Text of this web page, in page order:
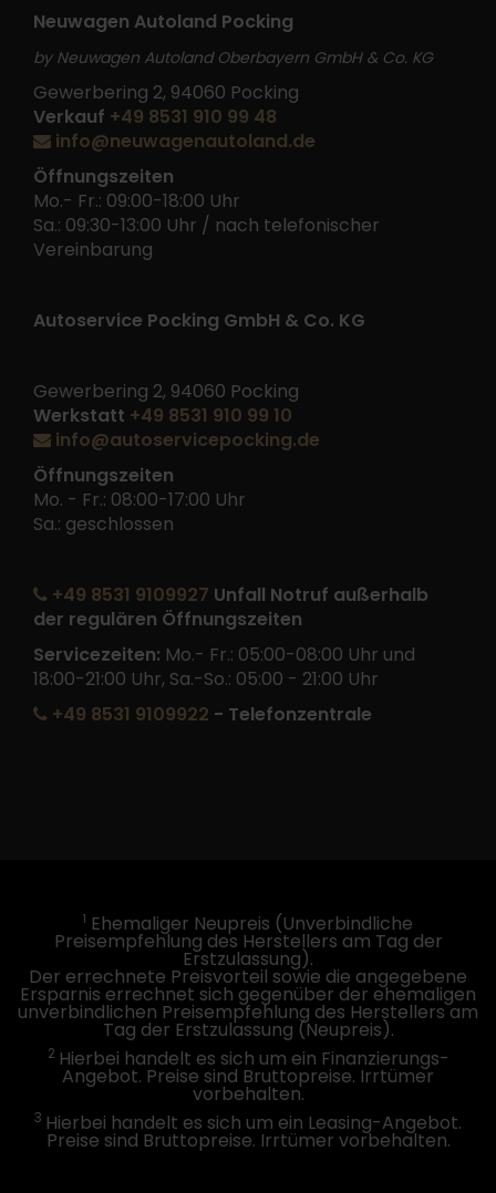
Neuwagen Autoland Pocking
by Neuwagen Autoland Oberbayern GmbH & Co. KG
Gewerbering 2, 94060 Pocking
Verkauf +49 8531 910 99 48
info@neuwagenautoland.de
Öffnungszeiten
Mo.- Fr.: 09:00-18:00 Uhr
Sa.: 09:30-13:00 Uhr / nach telefonischer
Vereinbarung
Autoservice Pocking GmbH & Co. KG
Gewerbering 2, 94060 Pocking
Werkstatt +49 8531 910 99 10
info@autoservicepocking.de
Öffnungszeiten
Mo. - Fr.: 08:00-17:00 Uhr
Sa.: geschlossen
+49 8531 9109927 Unfall Notruf außerhalb
der regulären Öffnungszeiten
Servicezeiten: Mo.- Fr.: 05:00-08:00 Uhr und
18:00-21:00 Uhr, Sa.-So.: 05:00 - 21:00 Uhr
+49 8531 9109922 - Telefonzentrale
1 Ehemaliger Neupreis (Unverbindliche
Preisempfehlung des Herstellers am Tag der
Erstzulassung).
Der errechnete Preisvorteil sowie die angegebene
Ersparnis errechnet sich gegenüber der ehemaligen
unverbindlichen Preisempfehlung des Herstellers am
Tag der Erstzulassung (Neupreis).
2 Hierbei handelt es sich um ein Finanzierungs-
Angebot. Preise sind Bruttopreise. Irrtümer
vorbehalten.
3 Hierbei handelt es sich um ein Leasing-Angebot.
Preise sind Bruttopreise. Irrtümer vorbehalten.